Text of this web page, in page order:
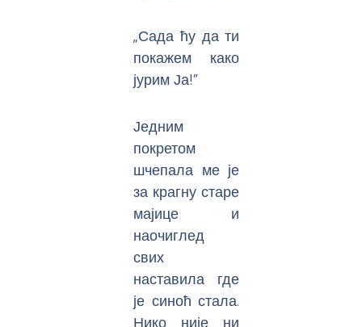
„Сада ћу да ти
покажем како
јурим Ја!”
Једним
покретом
шчепала ме је
за крагну старе
мајице и
наочиглед
свих
наставила где
је синоћ стала.
Нико није ни